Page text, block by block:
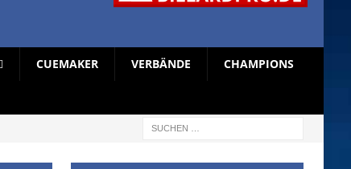
CUEMAKER VERBÄNDE CHAMPIONS